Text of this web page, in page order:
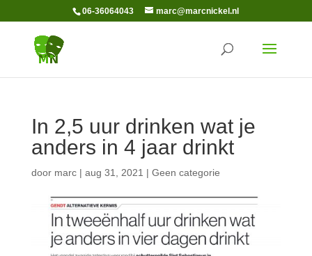
06-36064043 marc@marcnickel.nl
In 2,5 uur drinken wat je
anders in 4 jaar drinkt
door marc| aug 31, 2021 | Geen categorie